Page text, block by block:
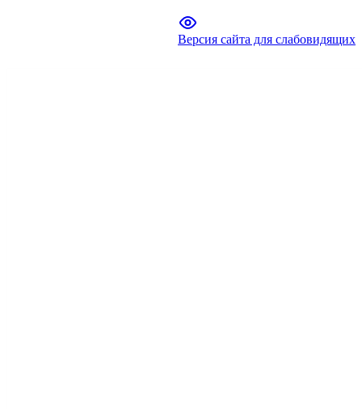
Версия сайта для слабовидящих